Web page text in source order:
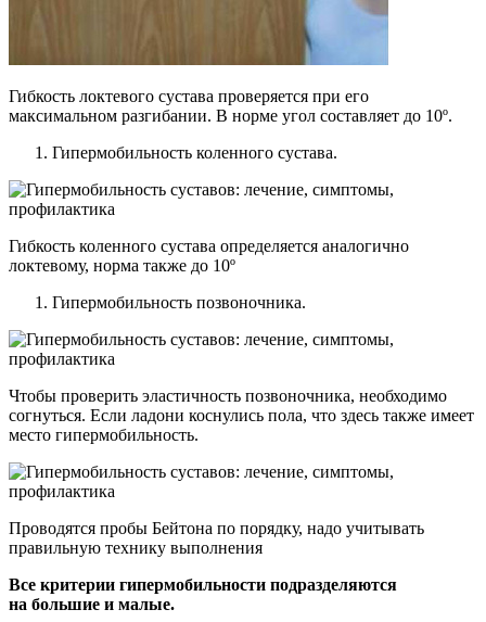
Гибкость локтевого сустава проверяется при его
максимальном разгибании. В норме угол составляет до 10º.
Гипермобильность коленного сустава.
Гибкость коленного сустава определяется аналогично
локтевому, норма также до 10º
Гипермобильность позвоночника.
Чтобы проверить эластичность позвоночника, необходимо
согнуться. Если ладони коснулись пола, что здесь также имеет
место гипермобильность.
Проводятся пробы Бейтона по порядку, надо учитывать
правильную технику выполнения
Все критерии гипермобильности подразделяются
на большие и малые.